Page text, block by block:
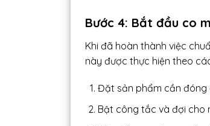
Bước 4: Bắt đầu co
Khi đã hoàn thành việc
này được thực hiện theo
Đặt sản phẩm cần đóng
Bật công tắc và đợi cho